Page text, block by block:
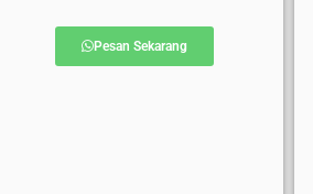
Pesan Sekarang